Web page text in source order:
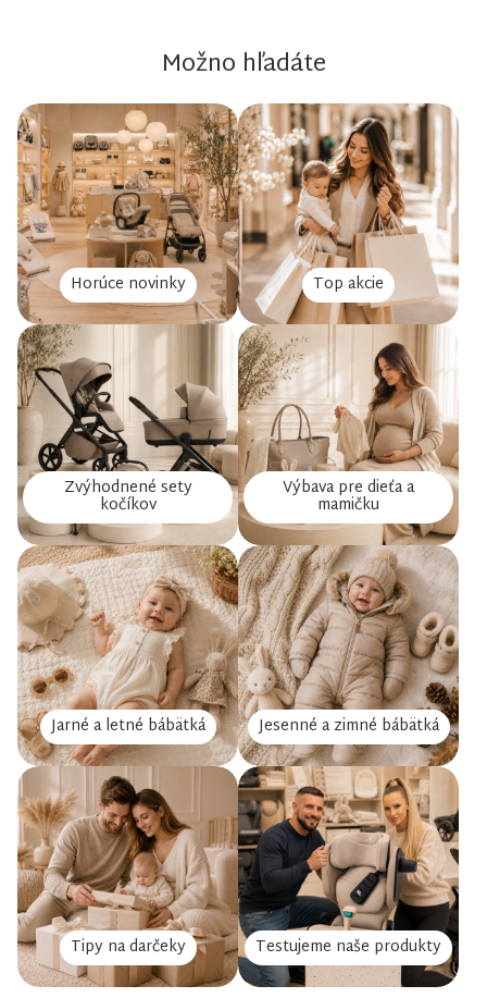
Možno hľadáte
Horúce novinky Top akcie
Zvýhodnené sety
kočíkov
Výbava pre dieťa a
mamičku
Jarné a letné bábätká Jesenné a zimné bábätká
Tipy na darčeky Testujeme naše produkty